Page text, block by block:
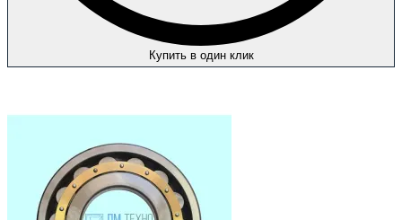
Купить в один клик